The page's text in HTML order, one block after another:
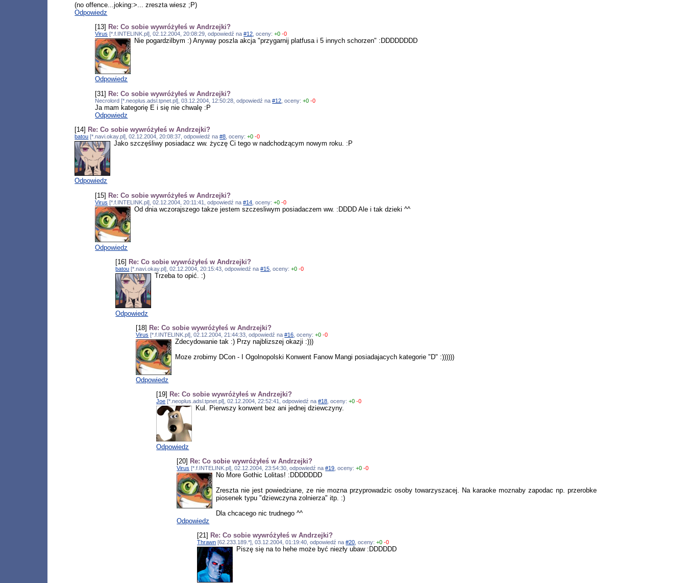
(no offence...joking:>... zreszta wiesz ;P)
Odpowiedz
[13] Re: Co sobie wywróżyłeś w Andrzejki?
Virus [*.f.INTELINK.pl], 02.12.2004, 20:08:29, odpowiedź na#12 , oceny:+0 -0
Nie pogardzilbym :) Anyway poszla akcja "przygarnij platfusa i 5 innych schorzen" :DDDDDDDD
Odpowiedz
[31] Re: Co sobie wywróżyłeś w Andrzejki?
Necrolord [*.neoplus.adsl.tpnet.pl], 03.12.2004, 12:50:28, odpowiedź na#12 , oceny:+0 -0
Ja mam kategorię E i się nie chwalę :P
Odpowiedz
[14] Re: Co sobie wywróżyłeś w Andrzejki?
batou [*.navi.okay.pl], 02.12.2004, 20:08:37, odpowiedź na#8 , oceny:+0 -0
Jako szczęśliwy posiadacz ww. życzę Ci tego w nadchodzącym nowym roku. :P
Odpowiedz
[15] Re: Co sobie wywróżyłeś w Andrzejki?
Virus [*.f.INTELINK.pl], 02.12.2004, 20:11:41, odpowiedź na#14 , oceny:+0 -0
Od dnia wczorajszego takze jestem szczesliwym posiadaczem ww. :DDDD Ale i tak dzieki ^^
Odpowiedz
[16] Re: Co sobie wywróżyłeś w Andrzejki?
batou [*.navi.okay.pl], 02.12.2004, 20:15:43, odpowiedź na#15 , oceny:+0 -0
Trzeba to opić. :)
Odpowiedz
[18] Re: Co sobie wywróżyłeś w Andrzejki?
Virus [*.f.INTELINK.pl], 02.12.2004, 21:44:33, odpowiedź na#16 , oceny:+0 -0
Zdecydowanie tak :) Przy najblizszej okazji :)))
Moze zrobimy DCon - I Ogolnopolski Konwent Fanow Mangi posiadajacych kategorie "D" :))))))
Odpowiedz
[19] Re: Co sobie wywróżyłeś w Andrzejki?
Joe [*.neoplus.adsl.tpnet.pl], 02.12.2004, 22:52:41, odpowiedź na#18, oceny:+0 -0
Kul. Pierwszy konwent bez ani jednej dziewczyny.
Odpowiedz
[20] Re: Co sobie wywróżyłeś w Andrzejki?
Virus [*.f.INTELINK.pl], 02.12.2004, 23:54:30, odpowiedź na#19 , oceny:+0 -0
No More Gothic Lolitas! :DDDDDDD
Zreszta nie jest powiedziane, ze nie mozna przyprowadzic osoby towarzyszacej. Na karaoke moznaby zapodac np. przerobke
piosenek typu "dziewczyna zolnierza" itp. :)
Dla chcacego nic trudnego ^^
Odpowiedz
[21] Re: Co sobie wywróżyłeś w Andrzejki?
Thrawn [62.233.189.*], 03.12.2004, 01:19:40, odpowiedź na#20, oceny:+0 -0
Piszę się na to hehe może być niezły ubaw :DDDDDD